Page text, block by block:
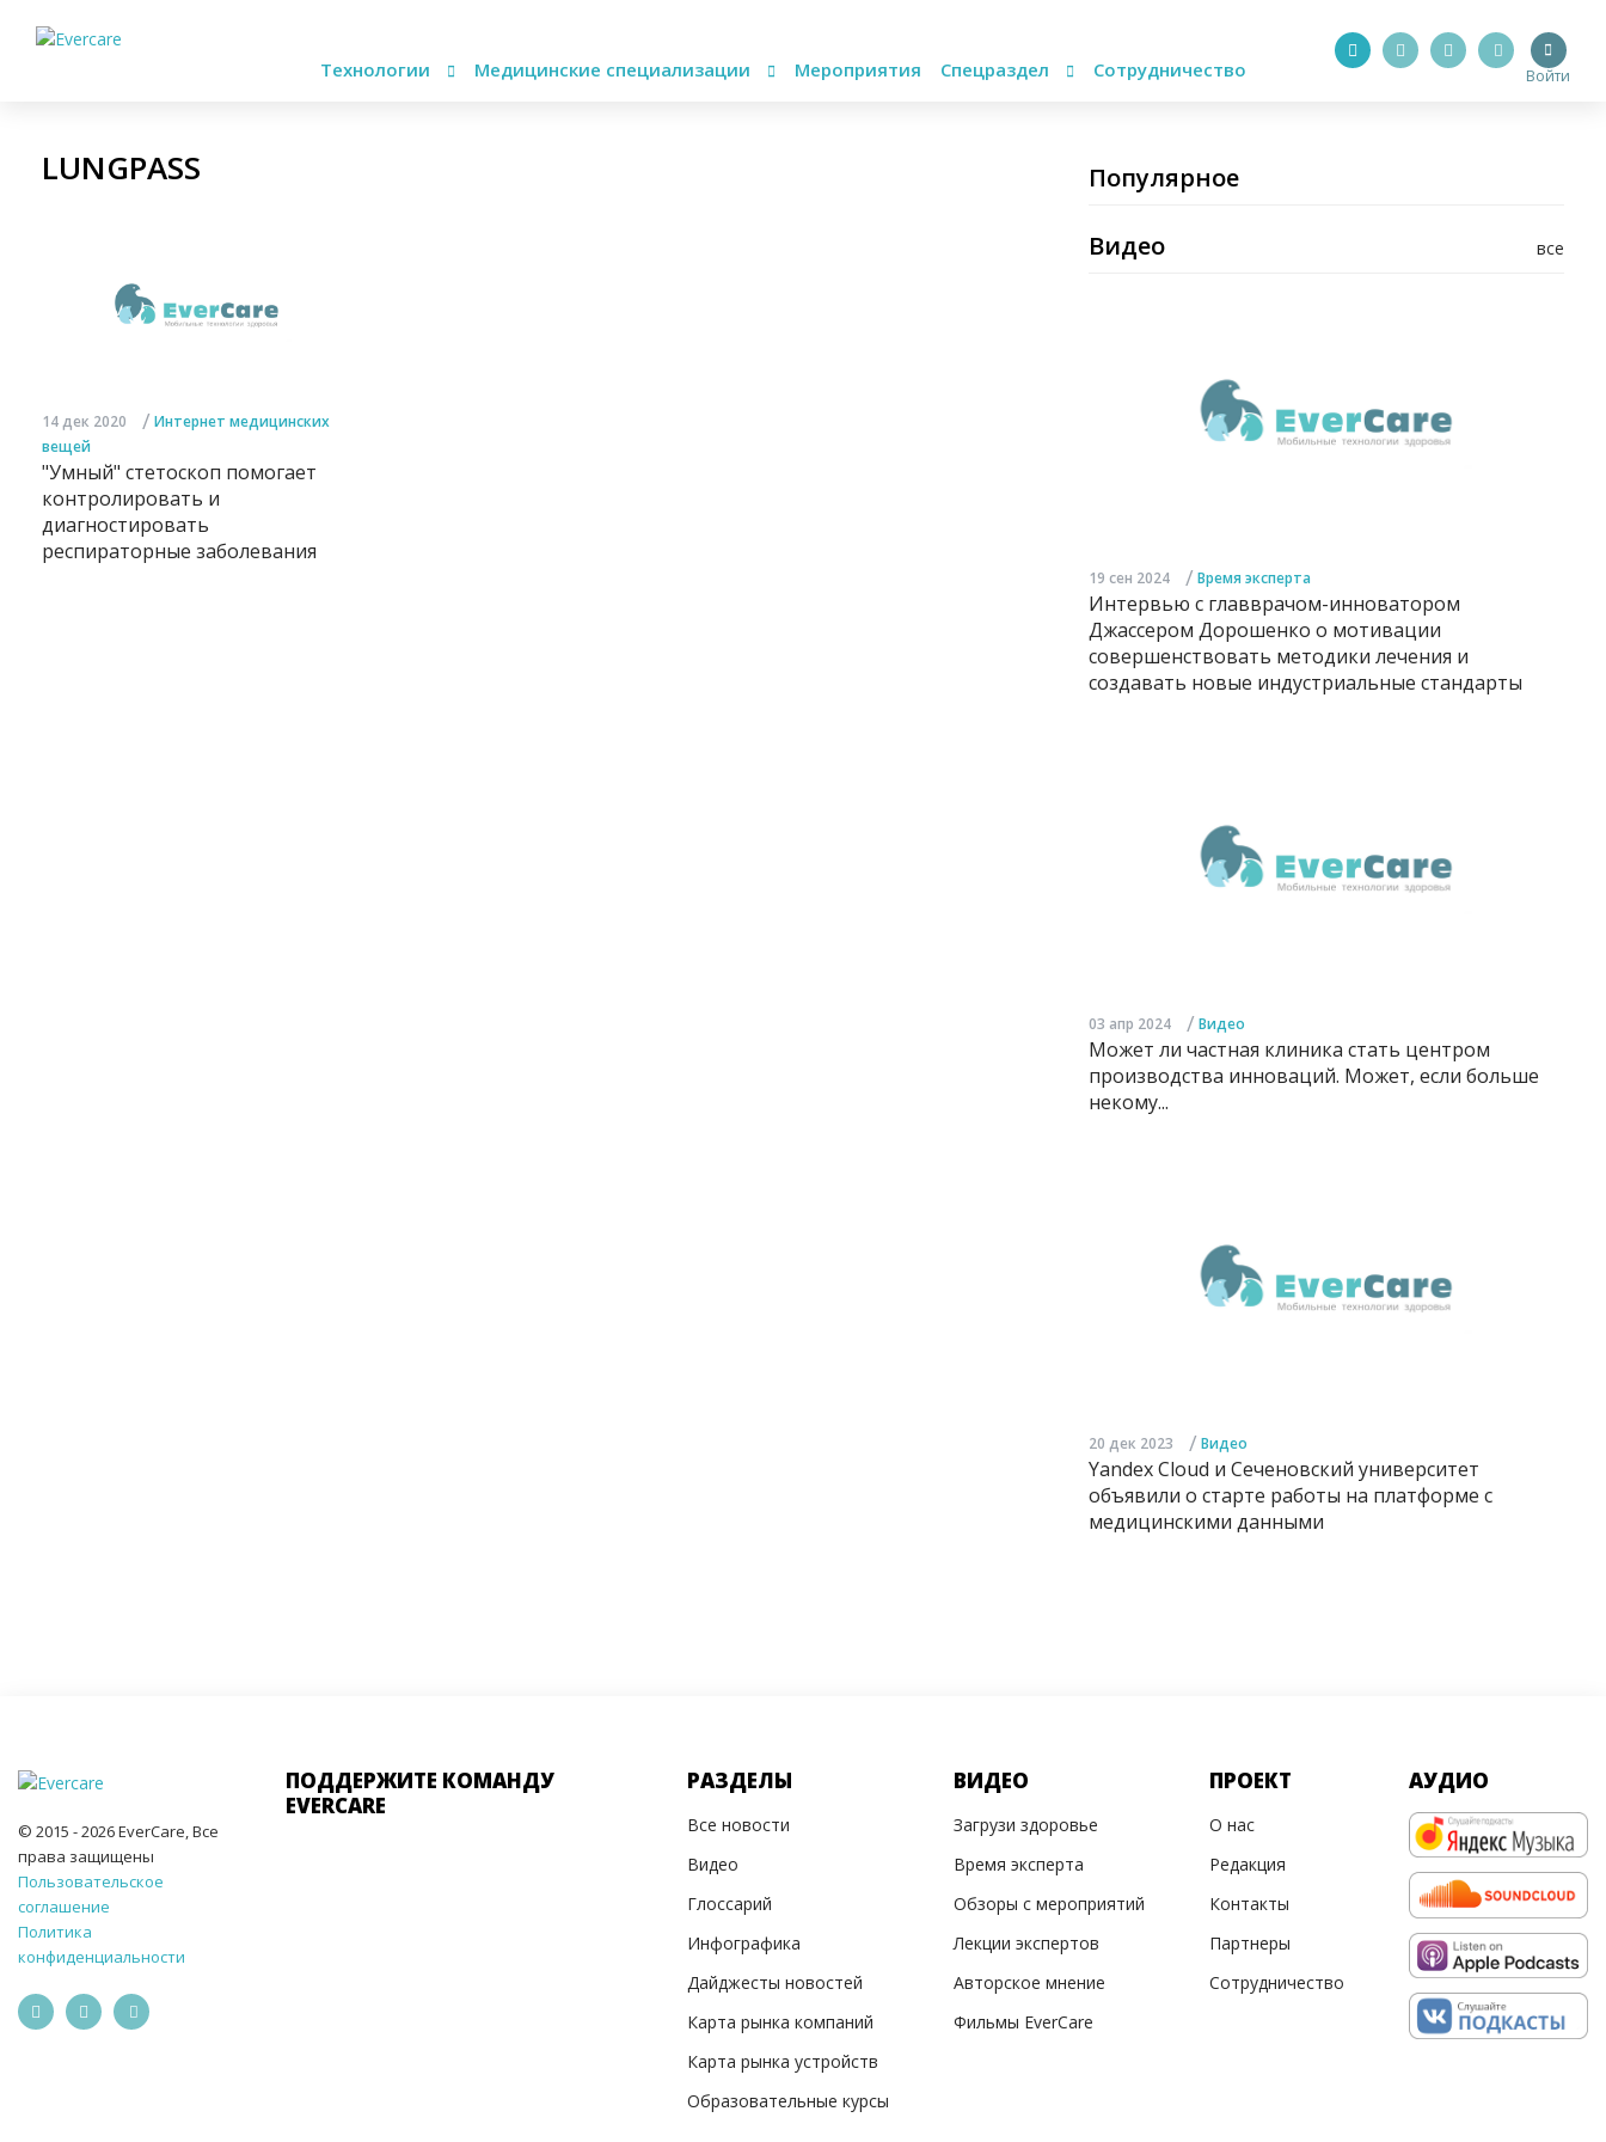
Технологии Медицинские специализации Мероприятия Спецраздел Сотрудничество Войти
LUNGPASS
14 дек 2020 / Интернет медицинских
вещей
"Умный" стетоскоп помогает
контролировать и
диагностировать
респираторные заболевания
Популярное
все
Видео
19 сен 2024 / Время эксперта
Интервью с главврачом-инноватором
Джассером Дорошенко о мотивации
совершенствовать методики лечения и
создавать новые индустриальные стандарты
03 апр 2024 / Видео
Может ли частная клиника стать центром
производства инноваций. Может, если больше
некому...
20 дек 2023 / Видео
Yandex Cloud и Сеченовский университет
объявили о старте работы на платформе с
медицинскими данными
© 2015 - 2026 EverCare, Все
права защищены
Пользовательское
соглашение
Политика
конфиденциальности
ПОДДЕРЖИТЕ КОМАНДУ
EVERCARE
РАЗДЕЛЫ
Все новости
Видео
Глоссарий
Инфографика
Дайджесты новостей
Карта рынка компаний
Карта рынка устройств
Образовательные курсы
ВИДЕО
Загрузи здоровье
Время эксперта
Обзоры с мероприятий
Лекции экспертов
Авторское мнение
Фильмы EverCare
ПРОЕКТ
О нас
Редакция
Контакты
Партнеры
Сотрудничество
АУДИО